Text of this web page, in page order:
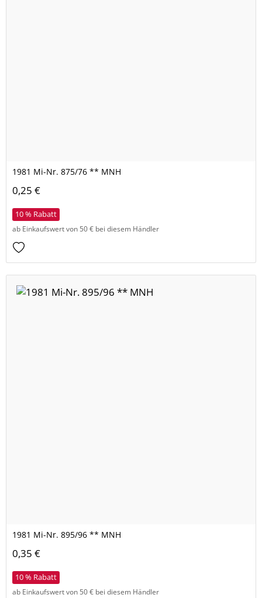
1981 Mi-Nr. 875/76 ** MNH
0,25 €
10 % Rabatt
ab Einkaufswert von 50 € bei diesem Händler
1981 Mi-Nr. 895/96 ** MNH
0,35 €
10 % Rabatt
ab Einkaufswert von 50 € bei diesem Händler